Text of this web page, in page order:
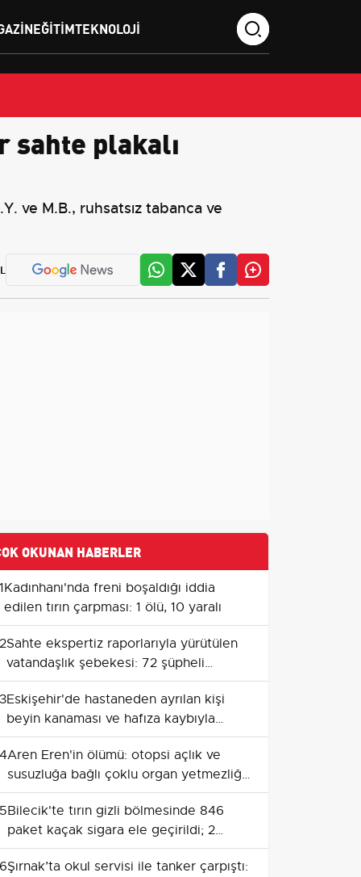
EĞITIMTEKNOLOJI
sahte plakalı
ve M.B., ruhsatsız tabanca ve
OKUNAN HABERLER
1Kadınhanı'nda freni boşaldığı iddia
edilen tırın çarpması: 1 ölü, 10 yaralı
2Sahte ekspertiz raporlarıyla yürütülen
vatandaşlık şebekesi: 72 şüpheli
adliyede
3Eskişehir'de hastaneden ayrılan kişi
beyin kanaması ve hafıza kaybıyla
yeniden getirildi
4Aren Eren'in ölümü: otopsi açlık ve
susuzluğa bağlı çoklu organ yetmezliği
raporu
5Bilecik'te tırın gizli bölmesinde 846
paket kaçak sigara ele geçirildi; 2
şüpheli yakalandı
6Şırnak’ta okul servisi ile tanker çarpıştı: